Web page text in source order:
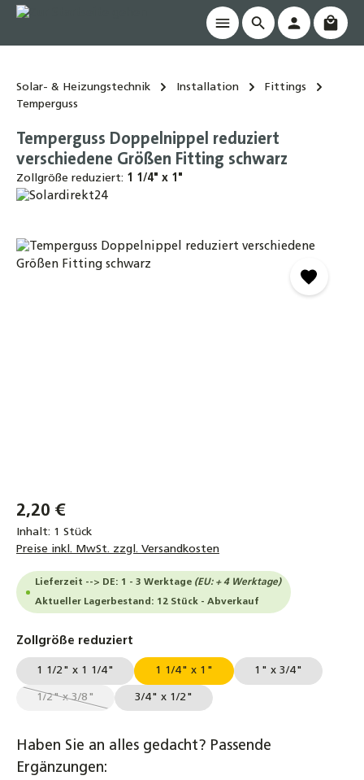
springen
Solar- & Heizungstechnik Installation
Fittings
Temperguss
Temperguss Doppelnippel reduziert
verschiedene Größen Fitting schwarz
Zollgröße reduziert: 1 1/4" x 1"
Bildergalerie überspringen
2,20 €
Inhalt: 1 Stück
Preise inkl. MwSt. zzgl. Versandkosten
Lieferzeit --> DE: 1 - 3 Werktage (EU: + 4 Werktage)
Aktueller Lagerbestand: 12 Stück - Abverkauf
Zollgröße reduziert
1 1/2" x 1 1/4" 1 1/4" x 1" 1" x 3/4"
1/2" x 3/8"
(Diese Option ist zurzeit nicht verfügbar.)
3/4" x 1/2"
Haben Sie an alles gedacht? Passende
Ergänzungen: